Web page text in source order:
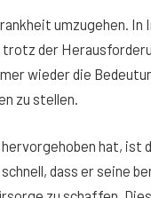
umzugehen.
der
wieder die
zu stellen.
hat, ist
dass er seine